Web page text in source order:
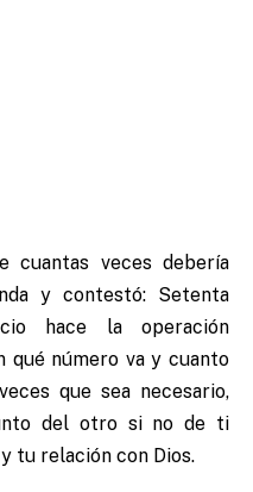
cuantas veces debería
y contestó: Setenta
hace la operación
qué número va y cuanto
que sea necesario,
del otro si no de ti
y tu relación con Dios.